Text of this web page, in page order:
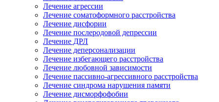
Лечение агрессии
Лечение соматоформного расстройства
Лечение дисфории
Лечение послеродовой депрессии
Лечение ДРЛ
Лечение деперсонализации
Лечение избегающего расстройства
Лечение любовной зависимости
Лечение пассивно-агрессивного расстройства
Лечение синдрома нарушения памяти
Лечение дисморфофобии